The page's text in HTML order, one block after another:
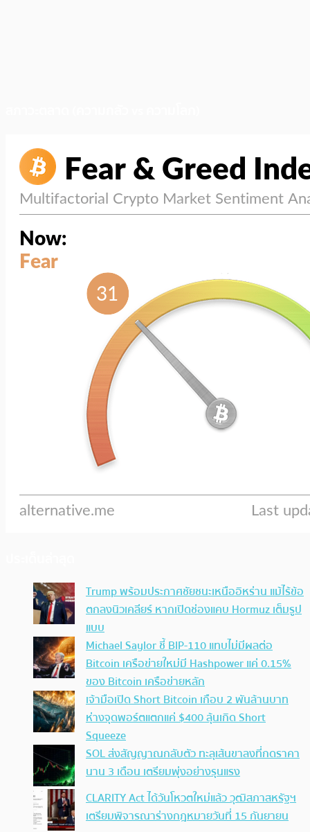
Trump พร้อมประกาศชัยชนะเหนืออิหร่าน แม้ไร้ข้อ
ตกลงนิวเคลียร์ หากเปิดช่องแคบ Hormuz เต็มรูป
แบบ
Michael Saylor ชี้ BIP-110 แทบไม่มีผลต่อ
Bitcoin เครือข่ายใหม่มี Hashpower แค่ 0.15%
ของ Bitcoin เครือข่ายหลัก
เจ้ามือเปิด Short Bitcoin เกือบ 2 พันล้านบาท
ห่างจุดพอร์ตแตกแค่ $400 ลุ้นเกิด Short
Squeeze
SOL ส่งสัญญาณกลับตัว ทะลุเส้นขาลงที่กดราคา
นาน 3 เดือน เตรียมพุ่งอย่างรุนแรง
CLARITY Act ได้วันโหวตใหม่แล้ว วุฒิสภาสหรัฐฯ
เตรียมพิจารณาร่างกฎหมายวันที่ 15 กันยายน